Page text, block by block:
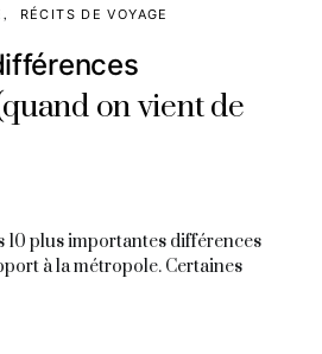
RÉCITS DE VOYAGE
on vient de
10 plus importantes différences
à la métropole. Certaines